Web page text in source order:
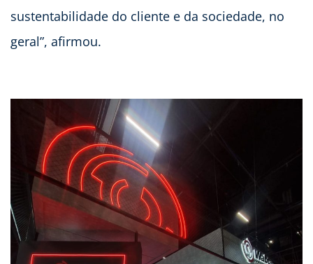
sustentabilidade do cliente e da sociedade, no
geral”, afirmou.